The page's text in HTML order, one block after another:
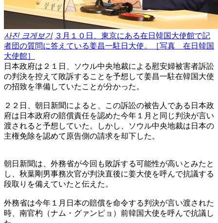
사진 크게보기 ３月１０日、東京にある在日韓国大使館で記
者団の質問に答えている姜昌一駐日大使。［写真 在日韓国
大使館］
日本政府は２１日、ソウル中央地裁による慰安婦被害者訴訟
の判決を控えて敗訴することを予想して姜昌一駐在韓国大使
の招致を準備していたことが分かった。
２２日、朝日新聞によると、この訴訟の被告人である日本政
府は日本政府の賠償責任を認めた今年１月と同じ判決が言い
渡されると予想していた。しかし、ソウル中央地裁は日本の
主権免除を認めて原告側の請求を却下した。
朝日新聞は、外務省が今回も敗訴する可能性が高いとみたと
し、秋葉剛男事務次官が判決直後に姜大使を呼んで抗議する
段取りを備えていたと伝えた。
外務省は今年１月日本の賠償を命令する判決が言い渡された
時、南官杓（ナム・グァンピョ）前韓国大使を呼んで抗議し